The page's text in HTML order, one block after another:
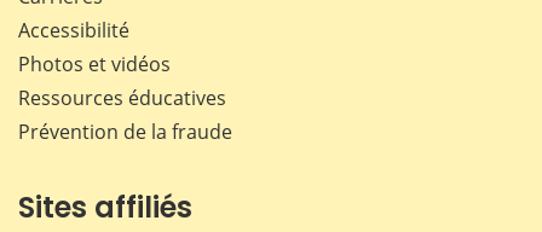
Accessibilité
Photos et vidéos
Ressources éducatives
Prévention de la fraude
Sites affiliés